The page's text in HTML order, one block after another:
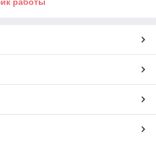
работы